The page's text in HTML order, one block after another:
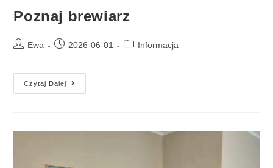
Poznaj brewiarz
Ewa 2026-06-01 Informacja
Czytaj Dalej